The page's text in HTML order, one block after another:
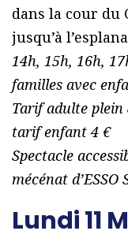
dans la cour du
jusqu’à
14h, 15h, 16h,
familles avec
Tarif adulte
tarif enfant 4 €
Spectacle
mécénat d’ESSO
Lundi 11